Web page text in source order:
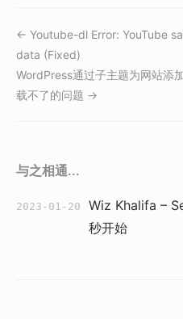
← Youtube-dl Error: YouTube
data (Fixed)
WordPress通过子主题为网站添
载不了的问题 →
与之相通...
2023-01-20
Wiz Khalifa –
秒开始